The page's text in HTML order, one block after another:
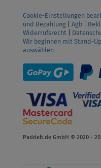
Cookie-Einstellungen
und Bezahlung
Agb
Widerrufsrecht
Wir beginnen mit Stand-
auswählen
Paddelt.de GmbH © 2020 -